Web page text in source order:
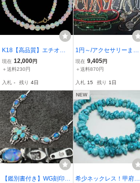
K18【高品質】エチオピ
ア産 天然オパール ネック
レス 45cm 総重量8.5g 遊
50-18K
現在 12,000円
＋送料230円
入札 - 残り 4日
1円～/アクセサリーまと
め30点 翡翠 珊瑚 琥
珀 パール 色石 他
現在 9,405円
＋送料870円
入札 15 残り 1日
【鑑別書付き】WG刻印
NEW
希少ネックレス！甲府の